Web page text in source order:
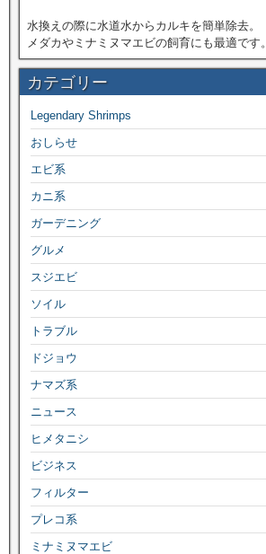
水換えの際に水道水からカルキを簡単除去。
メダカやミナミヌマエビの飼育にも最適です。
カテゴリー
Legendary Shrimps
おしらせ
エビ系
カニ系
ガーデニング
グルメ
スジエビ
ソイル
トラブル
ドジョウ
ナマズ系
ニュース
ヒメタニシ
ビジネス
フィルター
プレコ系
ミナミヌマエビ